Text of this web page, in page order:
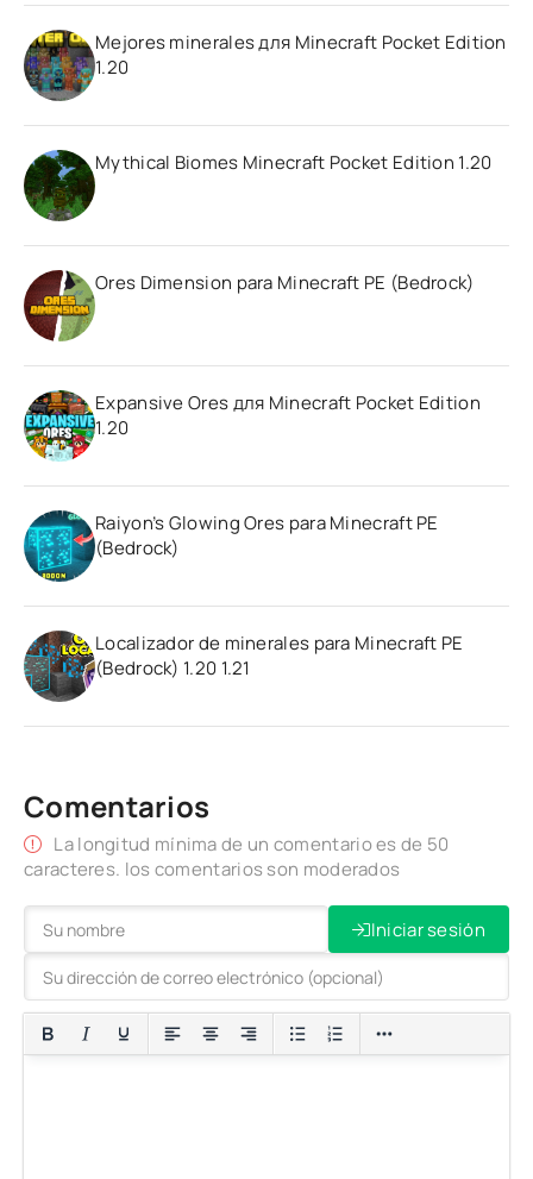
Mejores minerales для Minecraft Pocket Edition
1.20
Mythical Biomes Minecraft Pocket Edition 1.20
Ores Dimension para Minecraft PE (Bedrock)
Expansive Ores для Minecraft Pocket Edition
1.20
Raiyon’s Glowing Ores para Minecraft PE
(Bedrock)
Localizador de minerales para Minecraft PE
(Bedrock) 1.20 1.21
Comentarios
La longitud mínima de un comentario es de 50
caracteres. los comentarios son moderados
Iniciar sesión